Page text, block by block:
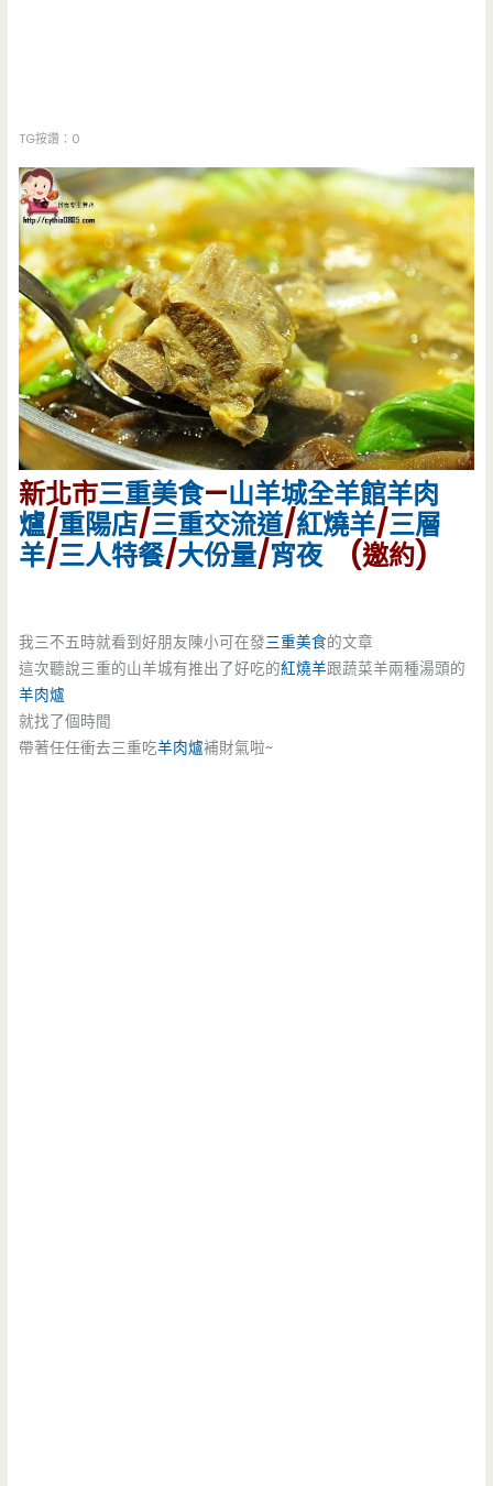
TG按讚：0
新北市三重美食—山羊城全羊館羊肉
爐/重陽店/三重交流道/紅燒羊/三層
羊/三人特餐/大份量/宵夜(邀約)
我三不五時就看到好朋友陳小可在發三重美食的文章
這次聽說三重的山羊城有推出了好吃的紅燒羊跟蔬菜羊兩種湯頭的
羊肉爐
就找了個時間
帶著任任衝去三重吃羊肉爐補財氣啦~